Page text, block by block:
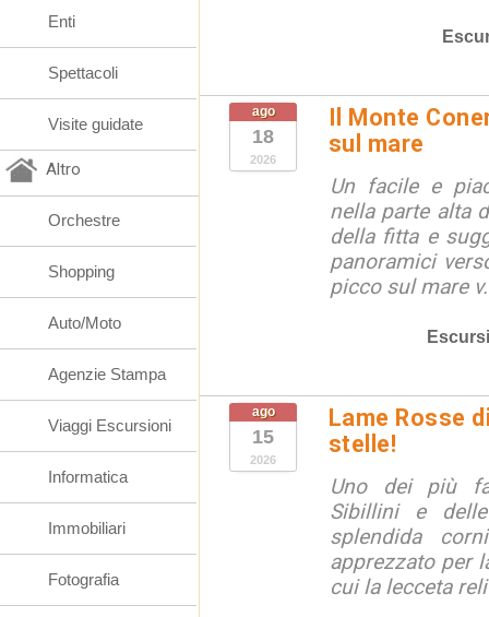
ago
18
2026
Il Monte
sul mare
Un facile e
nella parte alta
della fitta e
panoramici
picco sul mare
ago
15
2026
Lame Rosse
stelle!
Uno dei più
Sibillini e
splendida
apprezzato per
cui la lecceta
Enti
Spettacoli
Visite guidate
Altro
Orchestre
Shopping
Auto/Moto
Agenzie Stampa
Viaggi Escursioni
Informatica
Immobiliari
Fotografia